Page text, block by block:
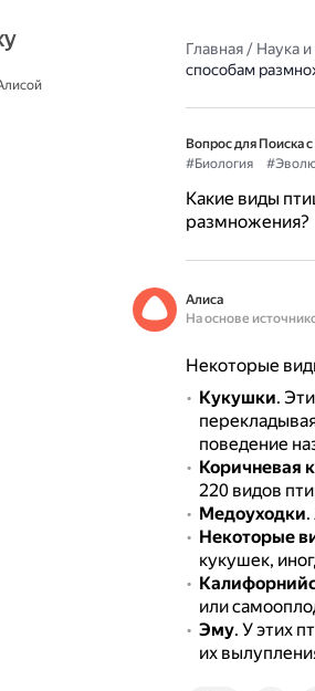
Главная/ Наука
способам
Вопрос для Поиска
#Биология
Какие виды
размножения?
Алиса
На основе
Некоторые
Кукушки.
поведение
Коричневая
220 видов
Медоуходки.
Некоторые
кукушек,
или
Эму. У этих
их